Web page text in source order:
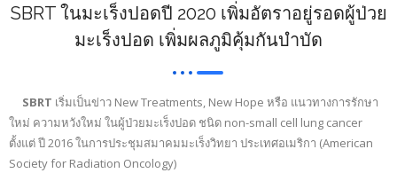
SBRT ในมะเร็งปอดปี 2020 เพิ่มอัตราอยู่รอดผู้ป่วย
มะเร็งปอด เพิ่มผลภูมิคุ้มกันบำบัด
SBRT เริ่มเป็นข่าว New Treatments, New Hope หรือ แนวทางการรักษา
ใหม่ ความหวังใหม่ ในผู้ป่วยมะเร็งปอด ชนิด non-small cell lung cancer
ตั้งแต่ ปี 2016 ในการประชุมสมาคมมะเร็งวิทยา ประเทศอเมริกา (American
Society for Radiation Oncology)